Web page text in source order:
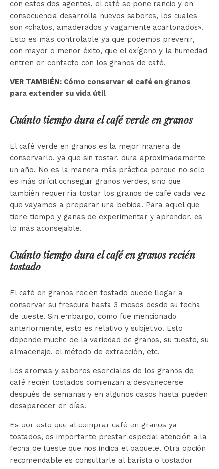
con estos dos agentes, el café se pone rancio y en
consecuencia desarrolla nuevos sabores, los cuales
son «chatos, amaderados y vagamente acartonados».
Esto es más controlable ya que podemos prevenir,
con mayor o menor éxito, que el oxígeno y la humedad
entren en contacto con los granos de café.
VER TAMBIÉN: Cómo conservar el café en granos
para extender su vida útil
Cuánto tiempo dura el café verde en granos
El café verde en granos es la mejor manera de
conservarlo, ya que sin tostar, dura aproximadamente
un año. No es la manera más práctica porque no solo
es más difícil conseguir granos verdes, sino que
también requeriría tostar los granos de café cada vez
que vayamos a preparar una bebida. Para aquel que
tiene tiempo y ganas de experimentar y aprender, es
lo más aconsejable.
Cuánto tiempo dura el café en granos recién
tostado
El café en granos recién tostado puede llegar a
conservar su frescura hasta 3 meses desde su fecha
de tueste. Sin embargo, como fue mencionado
anteriormente, esto es relativo y subjetivo. Esto
depende mucho de la variedad de granos, su tueste, su
almacenaje, el método de extracción, etc.
Los aromas y sabores esenciales de los granos de
café recién tostados comienzan a desvanecerse
después de semanas y en algunos casos hasta pueden
desaparecer en días.
Es por esto que al comprar café en granos ya
tostados, es importante prestar especial atención a la
fecha de tueste que nos indica el paquete. Otra opción
recomendable es consultarle al barista o tostador